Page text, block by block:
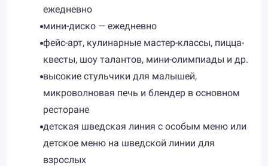
ежедневно
мини-диско — ежедневно
фейс-арт, кулинарные мастер-классы, пицца-
квесты, шоу талантов, мини-олимпиады и др.
высокие стульчики для малышей,
микроволновая печь и блендер в основном
ресторане
детская шведская линия с особым меню или
детское меню на шведской линии для
взрослых